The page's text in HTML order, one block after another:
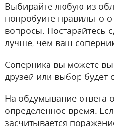
Выбирайте любую из
попробуйте правильно
вопросы. Постарайтесь
лучше, чем ваш
Соперника вы можете
друзей или выбор будет
На обдумывание ответа
определенное время.
засчитывается